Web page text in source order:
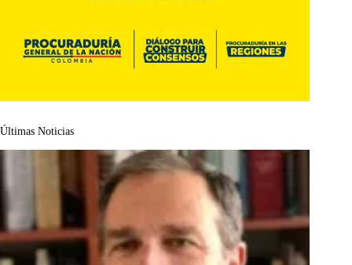
Últimas Noticias